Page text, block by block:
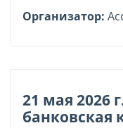
Организатор:
21 мая 2026
банковская